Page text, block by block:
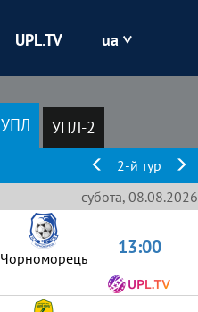
Кривбас
Оболонь
UPL.TV ua
УПЛ УПЛ-2
2-й тур
субота, 08.08.2026
Чорноморець 13:00